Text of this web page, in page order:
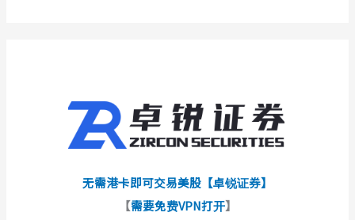
无需港卡即可交易美股【卓锐证券】
【需要免费VPN打开】